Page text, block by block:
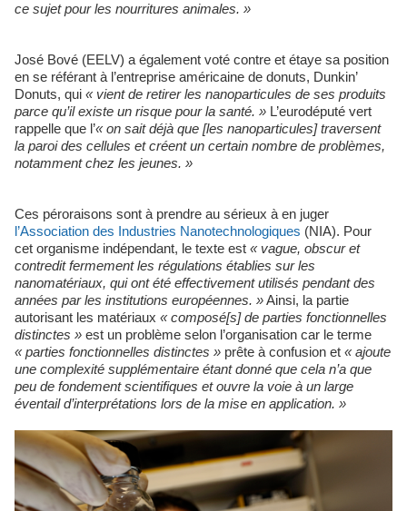
ce sujet pour les nourritures animales. »
José Bové (EELV) a également voté contre et étaye sa position
en se référant à l’entreprise américaine de donuts, Dunkin’
Donuts, qui « vient de retirer les nanoparticules de ses produits
parce qu’il existe un risque pour la santé. » L’eurodéputé vert
rappelle que l’« on sait déjà que [les nanoparticules] traversent
la paroi des cellules et créent un certain nombre de problèmes,
notamment chez les jeunes. »
Ces péroraisons sont à prendre au sérieux à en juger
l’Association des Industries Nanotechnologiques (NIA). Pour
cet organisme indépendant, le texte est « vague, obscur et
contredit fermement les régulations établies sur les
nanomatériaux, qui ont été effectivement utilisés pendant des
années par les institutions européennes. »Ainsi, la partie
autorisant les matériaux « composé[s] de parties fonctionnelles
distinctes » est un problème selon l’organisation car le terme
« parties fonctionnelles distinctes » prête à confusion et « ajoute
une complexité supplémentaire étant donné que cela n’a que
peu de fondement scientifiques et ouvre la voie à un large
éventail d’interprétations lors de la mise en application. »